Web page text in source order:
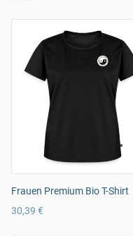
Frauen Premium Bio T-Shirt
30,39 €